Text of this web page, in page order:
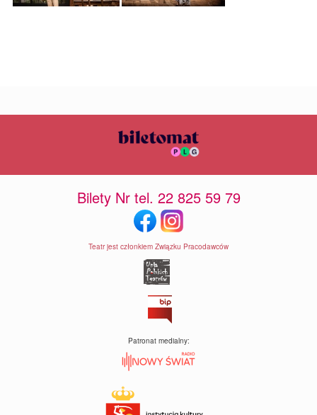
Bilety Nr tel. 22 825 59 79
Teatr jest członkiem Związku Pracodawców
Patronat medialny: